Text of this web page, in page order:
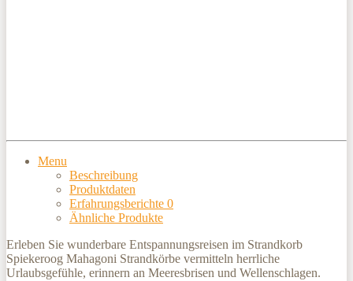
Menu
Beschreibung
Produktdaten
Erfahrungsberichte 0
Ähnliche Produkte
Erleben Sie wunderbare Entspannungsreisen im Strandkorb
Spiekeroog Mahagoni Strandkörbe vermitteln herrliche
Urlaubsgefühle, erinnern an Meeresbrisen und Wellenschlagen.